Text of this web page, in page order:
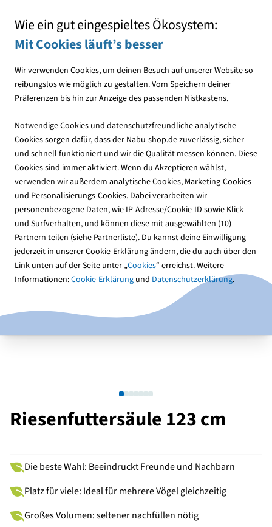
Wie ein gut eingespieltes Ökosystem:
Mit Cookies läuft’s besser
Wir verwenden Cookies, um deinen Besuch auf unserer Website so
reibungslos wie möglich zu gestalten. Vom Speichern deiner
Präferenzen bis hin zur Anzeige des passenden Nistkastens.
Notwendige Cookies und datenschutzfreundliche analytische
Cookies sorgen dafür, dass der Nabu-shop.de zuverlässig, sicher
und schnell funktioniert und wir die Qualität messen können. Diese
Cookies sind immer aktiviert. Wenn du Akzeptieren wählst,
verwenden wir außerdem analytische Cookies, Marketing-Cookies
und Personalisierungs-Cookies. Dabei verarbeiten wir
personenbezogene Daten, wie IP-Adresse/Cookie-ID sowie Klick-
und Surfverhalten, und können diese mit ausgewählten (10)
Partnern teilen (siehe Partnerliste). Du kannst deine Einwilligung
jederzeit in unserer Cookie-Erklärung ändern, die du auch über den
Link unten auf der Seite unter „Cookies“ erreichst. Weitere
Informationen:Cookie-Erklärung und Datenschutzerklärung.
Vogelfutterhäuser Futterhäuser aus Metall
-10%
Riesenfuttersäule 123 cm
Die beste Wahl: Beeindruckt Freunde und Nachbarn
Platz für viele: Ideal für mehrere Vögel gleichzeitig
Großes Volumen: seltener nachfüllen nötig